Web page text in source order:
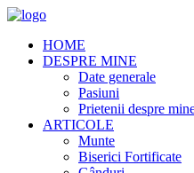
HOME
DESPRE MINE
Date generale
Pasiuni
Prietenii despre
ARTICOLE
Munte
Biserici Fortificate